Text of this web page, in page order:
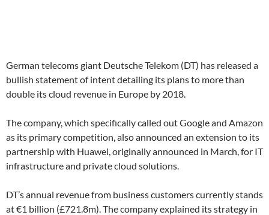
German telecoms giant Deutsche Telekom (DT) has released a
bullish statement of intent detailing its plans to more than
double its cloud revenue in Europe by 2018.
The company, which specifically called out Google and Amazon
as its primary competition, also announced an extension to its
partnership with Huawei, originally announced in March, for IT
infrastructure and private cloud solutions.
DT’s annual revenue from business customers currently stands
at €1 billion (£721.8m). The company explained its strategy in